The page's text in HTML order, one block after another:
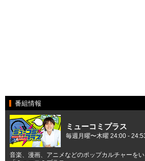
番組情報
ミューコミプラス
毎週月曜〜木曜 24:00 -
音楽、漫画、アニメなどのポップカルチャーを